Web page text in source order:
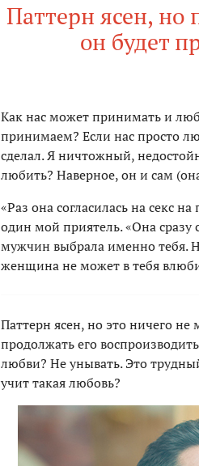
Паттерн ясен, но
он будет
Как нас может принимать и
принимаем? Если нас просто
сделал. Я ничтожный,
любить? Наверное, он и сам
«Раз она согласилась на секс
один мой приятель. «Она сразу
мужчин выбрала именно тебя.
женщина не может в тебя
Паттерн ясен, но это ничего не
продолжать его
любви? Не унывать. Это
учит такая любовь?